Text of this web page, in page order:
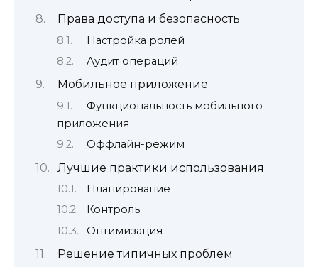
Права доступа и безопасность
Настройка ролей
Аудит операций
Мобильное приложение
Функциональность мобильного
приложения
Оффлайн-режим
Лучшие практики использования
Планирование
Контроль
Оптимизация
Решение типичных проблем